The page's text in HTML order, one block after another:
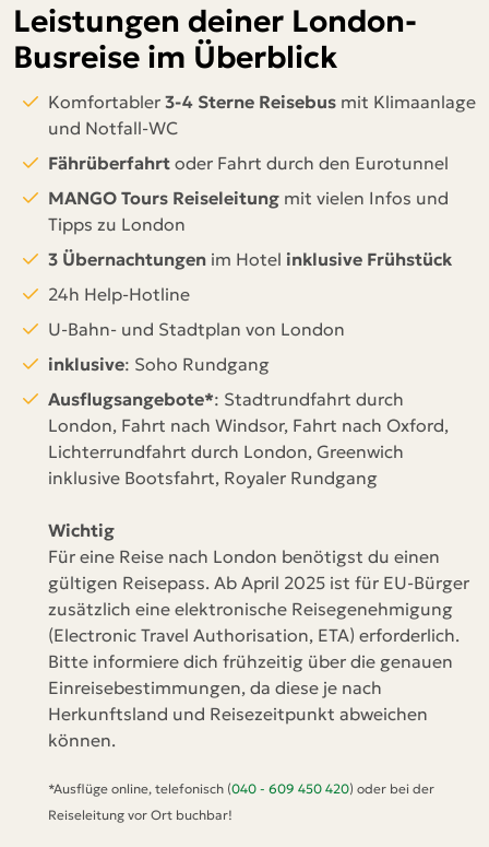
Leistungen deiner London-
Busreise im Überblick
Komfortabler 3-4 Sterne Reisebus mit Klimaanlage
und Notfall-WC
Fährüberfahrt oder Fahrt durch den Eurotunnel
MANGO Tours Reiseleitung mit vielen Infos und
Tipps zu London
3 Übernachtungen im Hotel inklusive Frühstück
24h Help-Hotline
U-Bahn- und Stadtplan von London
inklusive: Soho Rundgang
Ausflugsangebote*: Stadtrundfahrt durch
London, Fahrt nach Windsor, Fahrt nach Oxford,
Lichterrundfahrt durch London, Greenwich
inklusive Bootsfahrt, Royaler Rundgang
Wichtig
Für eine Reise nach London benötigst du einen
gültigen Reisepass. Ab April 2025 ist für EU-Bürger
zusätzlich eine elektronische Reisegenehmigung
(Electronic Travel Authorisation, ETA) erforderlich.
Bitte informiere dich frühzeitig über die genauen
Einreisebestimmungen, da diese je nach
Herkunftsland und Reisezeitpunkt abweichen
können.
*Ausflüge online, telefonisch (040 - 609 450 420) oder bei der
Reiseleitung vor Ort buchbar!